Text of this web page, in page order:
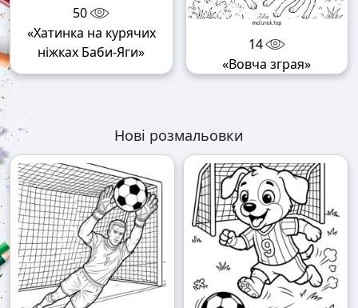
50
«Хатинка на курячих
ніжках Баби-Яги»
14
«Вовча зграя»
Нові розмальовки